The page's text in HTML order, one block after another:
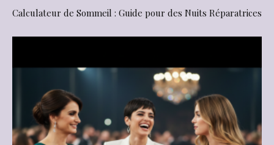
Calculateur de Sommeil : Guide pour des Nuits Réparatrices